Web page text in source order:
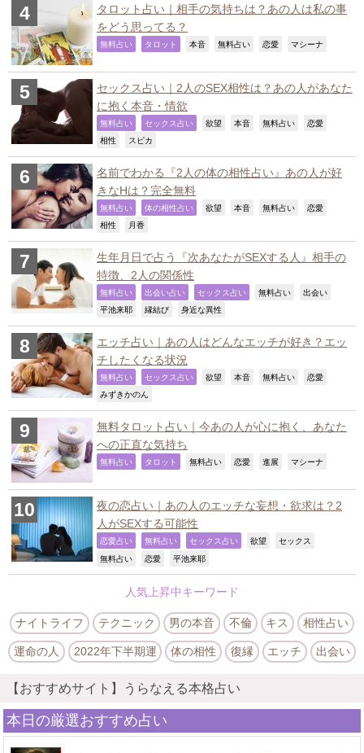
タロット占い｜相手の気持ちは？あの人は私の事
をどう思ってる？
無料占い タロット 本音 無料占い 恋愛 マシーナ
セックス占い｜2人のSEX相性は？あの人があなた
に抱く本音・情欲
無料占い セックス占い 欲望 本音 無料占い 恋愛
相性 スピカ
名前でわかる『2人の体の相性占い』あの人が好
きなHは？完全無料
無料占い 体の相性占い 欲望 本音 無料占い 恋愛
相性 月香
生年月日で占う『次あなたがSEXする人』相手の
特徴、2人の関係性
無料占い 出会い占い セックス占い 無料占い 出会い
平池来耶 縁結び 身近な異性
エッチ占い｜あの人はどんなエッチが好き？エッ
チしたくなる状況
無料占い セックス占い 欲望 本音 無料占い 恋愛
みずきかのん
無料タロット占い｜今あの人が心に抱く、あなた
への正直な気持ち
無料占い タロット 無料占い 恋愛 進展 マシーナ
夜の恋占い｜あの人のエッチな妄想・欲求は？2
人がSEXする可能性
恋愛占い 無料占い セックス占い 欲望 セックス
無料占い 恋愛 平池来耶
人気上昇中キーワード
ナイトライフ テクニック 男の本音 不倫 キス 相性占い
運命の人 2022年下半期運 体の相性 復縁 エッチ 出会い
【おすすめサイト】うらなえる本格占い
本日の厳選おすすめ占い